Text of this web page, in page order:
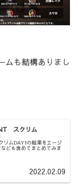
ムも結構ありまし
スクリム
リムDAY1の結果をエージ
ども含めてまとめてみま
2022.02.09